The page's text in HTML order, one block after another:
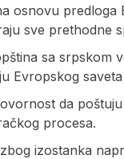
osnovu
sve prethodne
sa srpskom
Evropskog
da
procesa.
izostanka